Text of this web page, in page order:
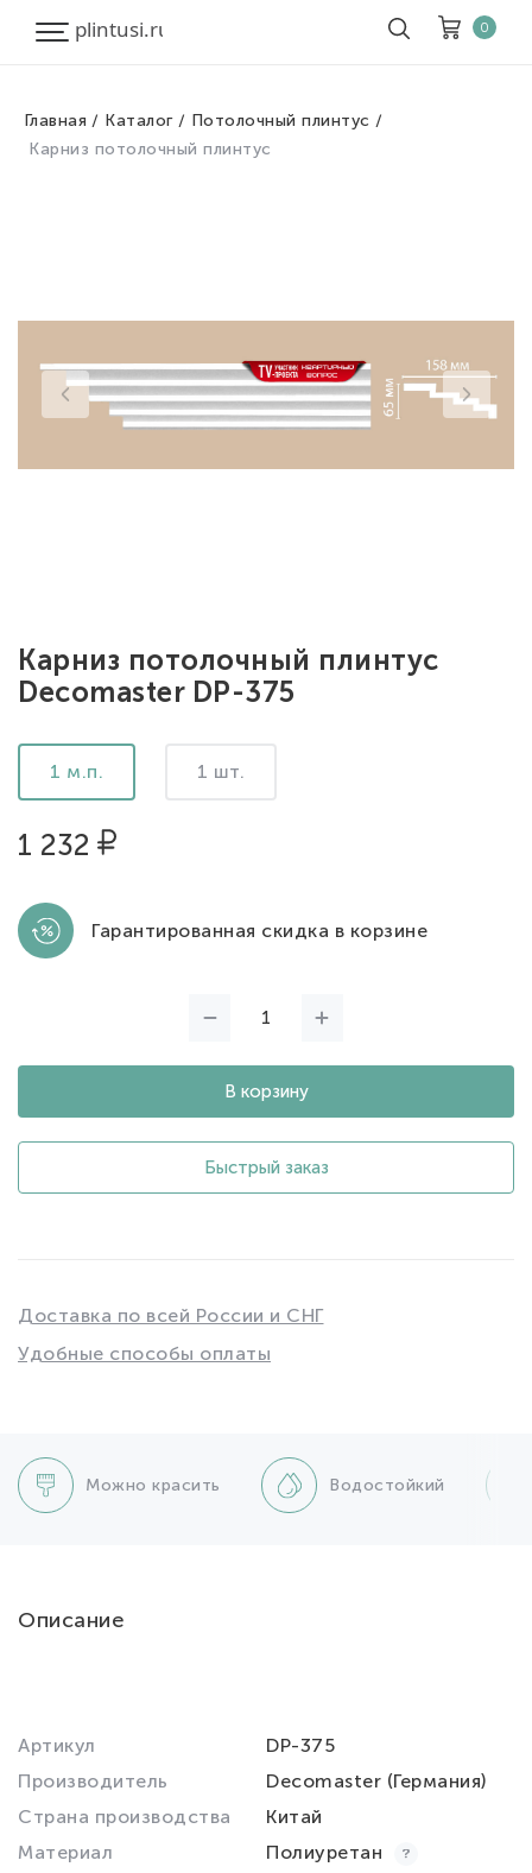
Корзина
0
Главная Каталог
Потолочный плинтус
Карниз потолочный плинтус
Карниз потолочный плинтус
Decomaster DP-375
1 м.п. 1 шт.
1 232
Гарантированная скидка в корзине
В корзину
Быстрый заказ
Доставка по всей России и СНГ
Удобные способы оплаты
Можно красить Водостойкий
Описание
Артикул
DP-375
Производитель
Decomaster (Германия)
Страна производства
Китай
Материал
Полиуретан